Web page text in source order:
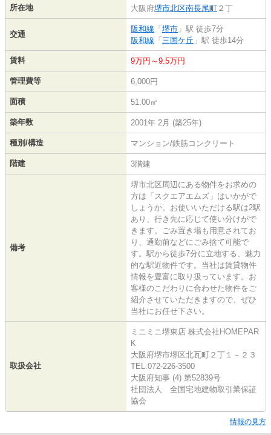
所在地 大阪府堺市北区南長尾町 ２丁
交通
阪和線 「 堺市 」駅 徒歩7分
阪和線 「 三国ケ丘 」駅 徒歩14分
賃料 9万円～9.5万円
管理費等 6,000円
面積 51.00㎡
築年数 2001年 2月 (築25年)
種別/構造 マンション/鉄筋コンクリート
階建 3階建
備考
堺市北区周辺にある物件をお求めの
方は「スクエアエムズ」はいかがで
しょうか。お使いいただける駅は2駅
あり、行き先に応じて使い分けがで
きます。ごみ置き場も用意されてお
り、通勤前などにごみ捨て可能で
す。駅から徒歩7分に立地する、魅力
的な駅近物件です。当社は賃貸物件
情報を豊富に取り扱っています。お
客様のこだわりに合わせた物件をご
紹介させていただきますので、ぜひ
当社にお任せ下さい。
取扱会社
ミニミニ堺東店 株式会社HOMEPAR
K
大阪府堺市堺区北瓦町２丁１－２３
TEL:072-226-3500
大阪府知事 (4) 第52839号
社団法人 全国宅地建物取引業保証
協会
情報の見方